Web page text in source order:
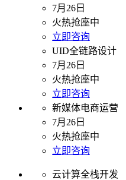
7月26日
火热抢座中
立即咨询
UID全链路设计
7月26日
火热抢座中
立即咨询
新媒体电商运营
7月26日
火热抢座中
立即咨询
云计算全栈开发